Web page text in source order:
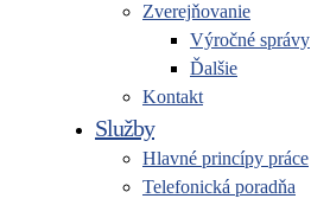
Zverejňovanie
Výročné správy
Ďalšie
Kontakt
Služby
Hlavné princípy práce
Telefonická poradňa